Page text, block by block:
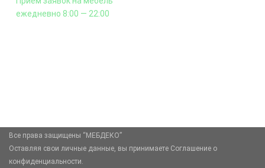
ежедневно 8:00 — 22:00
Все права защищены “МЕБДЕКО”
Оставляя свои личные данные, вы принимаете Соглашение о
конфиденциальности.